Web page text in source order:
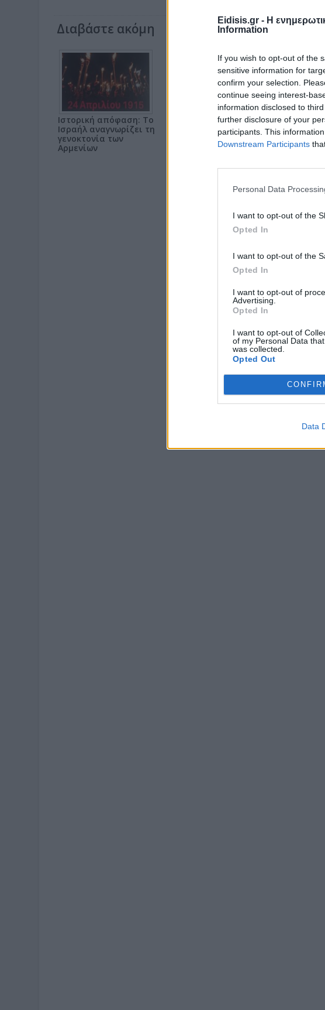
Eidisis.gr - Η
Information
If you wish to opt-out of the
sensitive information for
confirm your selection.
continue seeing interest-
information disclosed to
further disclosure of your
participants. This
Downstream Participants
Personal Data
I want to opt-out of the
Opted In
I want to opt-out of the
Opted In
I want to opt-out of
Advertising.
Opted In
I want to opt-out of
of my Personal Data
was collected.
Opted Out
Data
Διαβάστε ακόμη
Ιστορική απόφαση: Το
Ισραήλ αναγνωρίζει τη
γενοκτονία των
Αρμενίων
Ο Αντιδήμαρχος Κ.
Παπακώστας στην
εκδήλωση Μνήμης για
τη Γενοκτονία των
στον Ακρίτα
Η Ένωση
"Οι
τίμησαν
χρονιά τη